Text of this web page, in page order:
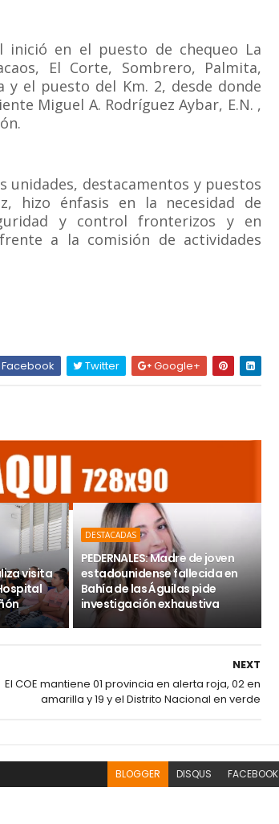
en el puesto de chequeo La
El Corte, Sombrero, Palmita,
y el puesto del Km. 2, desde donde
Miguel A. Rodríguez Aybar, E.N. ,
unidades, destacamentos y puestos
hizo énfasis en la necesidad de
y control fronterizos y en
a la comisión de actividades
Facebook Twitter Google+
visita
DESTACADAS
PEDERNALES: Madre de joven
estadounidense fallecida en
Bahía de las Águilas pide
investigación exhaustiva
NEXT
El COE mantiene 01 provincia en alerta roja, 02 en
amarilla y 19 y el Distrito Nacional en verde
BLOGGER DISQUS FACEBOOK